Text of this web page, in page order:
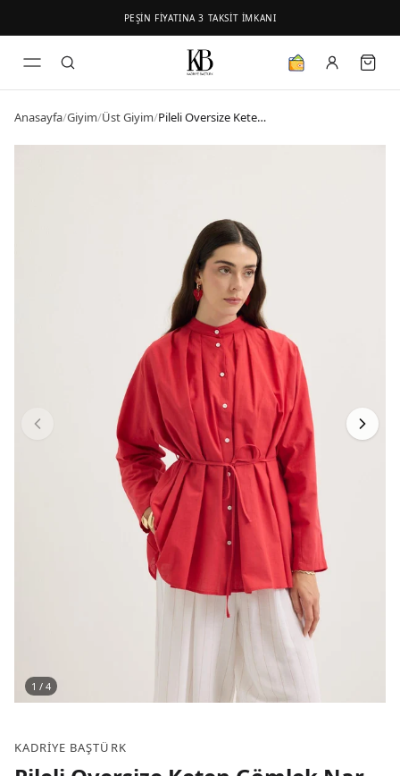
PEŞİN FİYATINA 3 TAKSİT İMKANI
Anasayfa/Giyim/Üst Giyim/ Pileli Oversize Keten Gömlek Nar Çiçeği
1 / 4
KADRIYE BAŞTÜRK